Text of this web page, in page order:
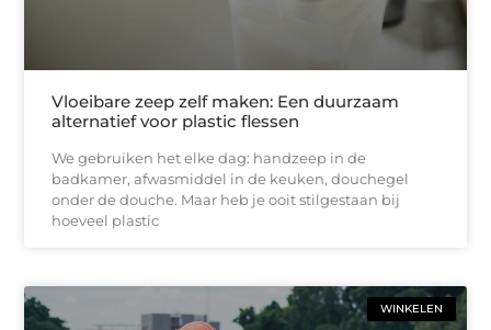
Vloeibare zeep zelf maken: Een duurzaam
alternatief voor plastic flessen
We gebruiken het elke dag: handzeep in de
badkamer, afwasmiddel in de keuken, douchegel
onder de douche. Maar heb je ooit stilgestaan bij
hoeveel plastic
WINKELEN